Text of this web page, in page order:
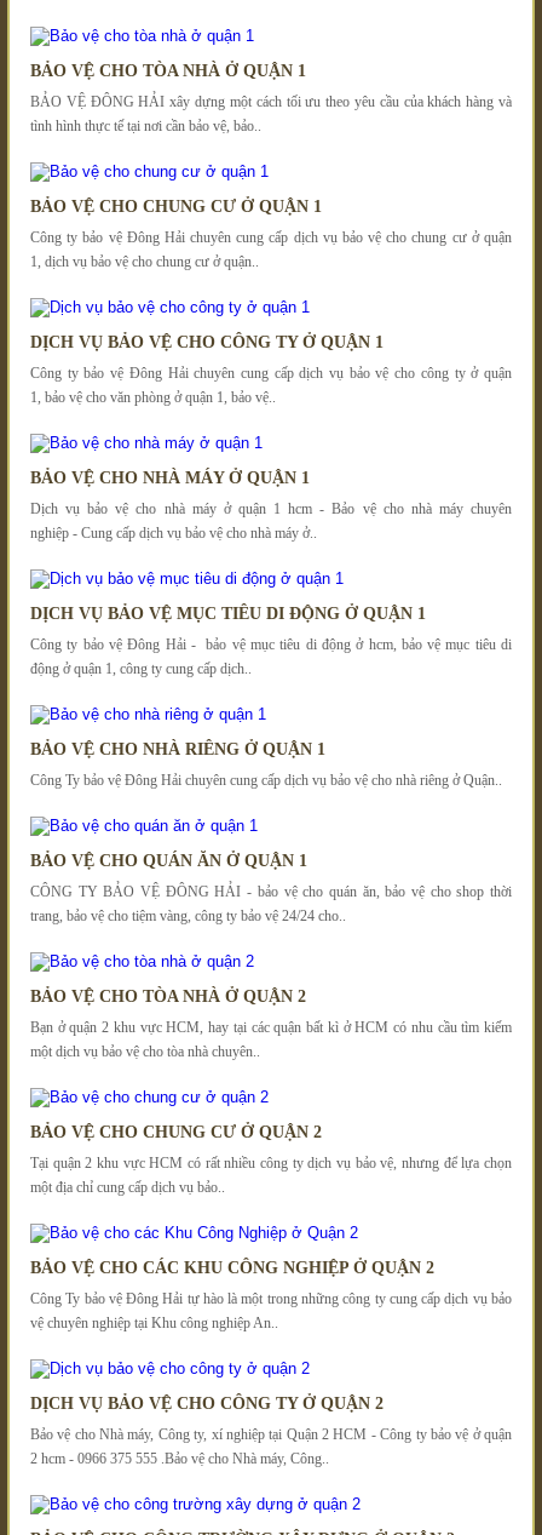
BẢO VỆ CHO TÒA NHÀ Ở QUẬN 1
BẢO VỆ ĐÔNG HẢI xây dựng một cách tối ưu theo yêu cầu của khách hàng và
tình hình thực tế tại nơi cần bảo vệ, bảo..
BẢO VỆ CHO CHUNG CƯ Ở QUẬN 1
Công ty bảo vệ Đông Hải chuyên cung cấp dịch vụ bảo vệ cho chung cư ở quận
1, dịch vụ bảo vệ cho chung cư ở quận..
DỊCH VỤ BẢO VỆ CHO CÔNG TY Ở QUẬN 1
Công ty bảo vệ Đông Hải chuyên cung cấp dịch vụ bảo vệ cho công ty ở quận
1, bảo vệ cho văn phòng ở quận 1, bảo vệ..
BẢO VỆ CHO NHÀ MÁY Ở QUẬN 1
Dịch vụ bảo vệ cho nhà máy ở quận 1 hcm - Bảo vệ cho nhà máy chuyên
nghiệp - Cung cấp dịch vụ bảo vệ cho nhà máy ở..
DỊCH VỤ BẢO VỆ MỤC TIÊU DI ĐỘNG Ở QUẬN 1
Công ty bảo vệ Đông Hải - bảo vệ mục tiêu di động ở hcm, bảo vệ mục tiêu di
động ở quận 1, công ty cung cấp dịch..
BẢO VỆ CHO NHÀ RIÊNG Ở QUẬN 1
Công Ty bảo vệ Đông Hải chuyên cung cấp dịch vụ bảo vệ cho nhà riêng ở Quận..
BẢO VỆ CHO QUÁN ĂN Ở QUẬN 1
CÔNG TY BẢO VỆ ĐÔNG HẢI - bảo vệ cho quán ăn, bảo vệ cho shop thời
trang, bảo vệ cho tiệm vàng, công ty bảo vệ 24/24 cho..
BẢO VỆ CHO TÒA NHÀ Ở QUẬN 2
Bạn ở quận 2 khu vực HCM, hay tại các quận bất kì ở HCM có nhu cầu tìm kiếm
một dịch vụ bảo vệ cho tòa nhà chuyên..
BẢO VỆ CHO CHUNG CƯ Ở QUẬN 2
Tại quận 2 khu vực HCM có rất nhiều công ty dịch vụ bảo vệ, nhưng để lựa chọn
một địa chỉ cung cấp dịch vụ bảo..
BẢO VỆ CHO CÁC KHU CÔNG NGHIỆP Ở QUẬN 2
Công Ty bảo vệ Đông Hải tự hào là một trong những công ty cung cấp dịch vụ bảo
vệ chuyên nghiệp tại Khu công nghiệp An..
DỊCH VỤ BẢO VỆ CHO CÔNG TY Ở QUẬN 2
Bảo vệ cho Nhà máy, Công ty, xí nghiệp tại Quận 2 HCM - Công ty bảo vệ ở quận
2 hcm - 0966 375 555 .Bảo vệ cho Nhà máy, Công..